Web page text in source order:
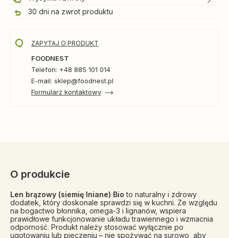
30 dni na zwrot produktu
ZAPYTAJ O PRODUKT
FOODNEST
Telefon: +48 885 101 014
E-mail: sklep@foodnest.pl
Formularz kontaktowy
O produkcie
Len brązowy (siemię lniane) Bio to naturalny i zdrowy
dodatek, który doskonale sprawdzi się w kuchni. Ze względu
na bogactwo błonnika, omega-3 i lignanów, wspiera
prawidłowe funkcjonowanie układu trawiennego i wzmacnia
odporność. Produkt należy stosować wyłącznie po
ugotowaniu lub pieczeniu – nie spożywać na surowo, aby